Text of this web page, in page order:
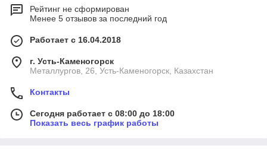
Рейтинг не сформирован
Менее 5 отзывов за последний год
Работает с 16.04.2018
г. Усть-Каменогорск
Металлургов, 26, Усть-Каменогорск, Казахстан
Контакты
Сегодня работает с 08:00 до 18:00
Показать весь график работы